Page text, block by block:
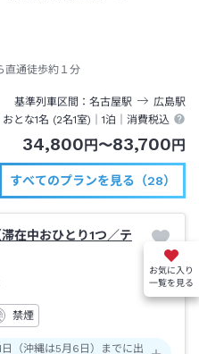
直通徒歩約１分
基準列車区間 名古屋駅 広島駅
おとな1名 (2名1室)｜1泊 ｜消費税込
34,800円〜83,700円
すべてのプランを見る（28）
在中おひとり1つ／テ
禁煙
（沖縄は5月6日）までに出
お気に入り
一覧を見る